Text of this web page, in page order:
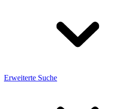
Erweiterte Suche